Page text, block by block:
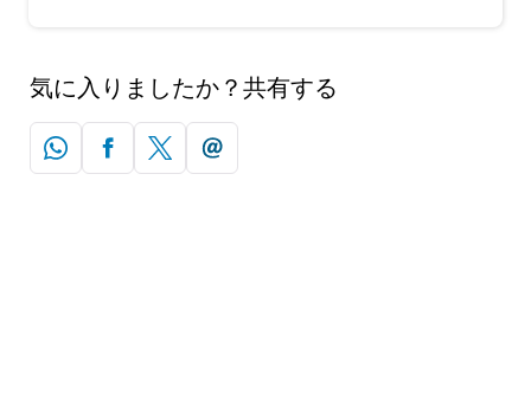
気に入りましたか？共有する